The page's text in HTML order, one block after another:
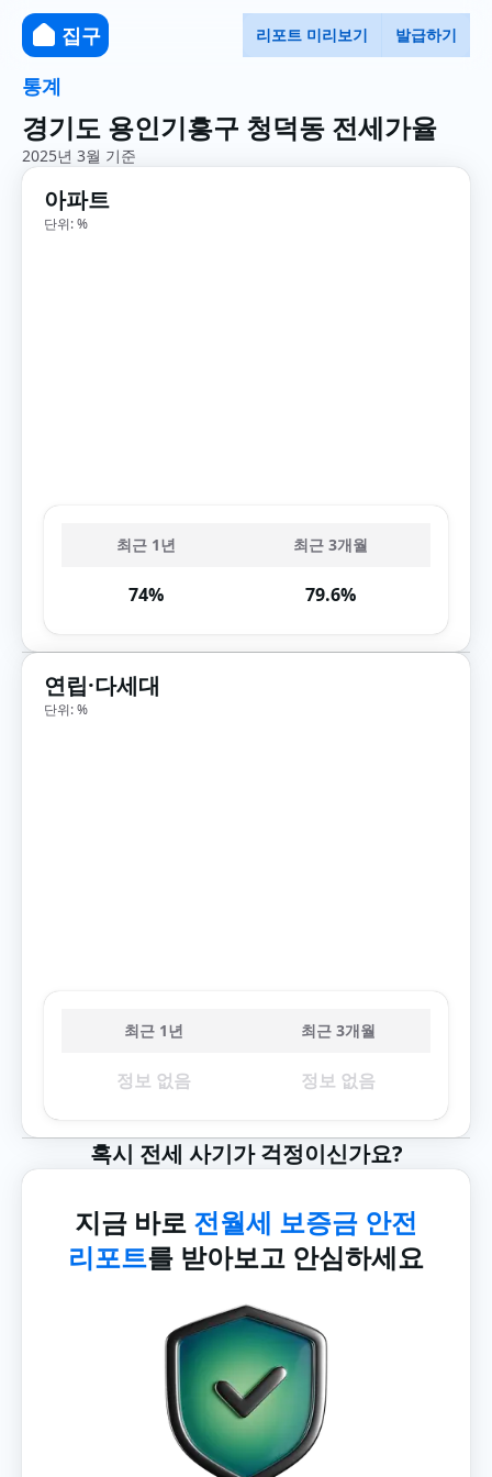
집구 리포트 미리보기 발급하기
통계
경기도 용인기흥구 청덕동 전세가율
2025년 3월 기준
아파트
단위: %
최근 1년 최근 3개월
74% 79.6%
연립·다세대
단위: %
최근 1년 최근 3개월
정보 없음 정보 없음
혹시 전세 사기가 걱정이신가요?
지금 바로 전월세 보증금 안전
리포트를 받아보고 안심하세요